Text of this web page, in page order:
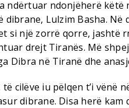
ndërtuar ndonjëherë
Lulzim Basha. Në
si një zorrë qorre, jashtë
drejt Tiranës. Më
Dibra në Tiranë dhe
cilëve iu pëlqen t’i vënë
dibrane. Disa herë kam